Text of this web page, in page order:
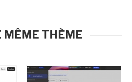
MÊME THÈME